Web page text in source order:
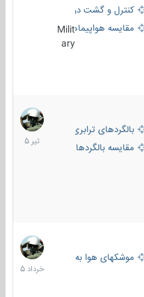
کنترل و گشت دریایی
مقایسه هواپیماهاMilit
ary
بالگردهای ترابری
مقایسه بالگردها
22
تیر
1405
موشکهای هوا به سطح
30
خرداد
1405